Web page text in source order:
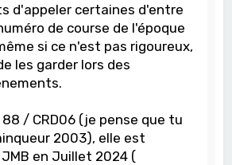
d'appeler certaines d'entre
de course de l'époque
si ce n'est pas rigoureux,
les garder lors des
/ CRD06 (je pense que tu
2003), elle est
en Juillet 2024 (